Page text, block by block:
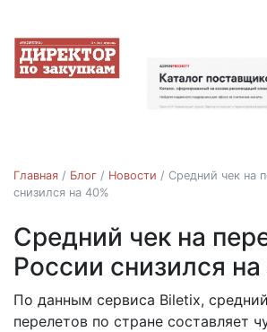
Главная / Блог / Новости / Средний чек на
снизился на 40%
Новости
Средний чек на
России снизился на
21.04.2020
По данным сервиса Biletix,
перелетов по стране составляет